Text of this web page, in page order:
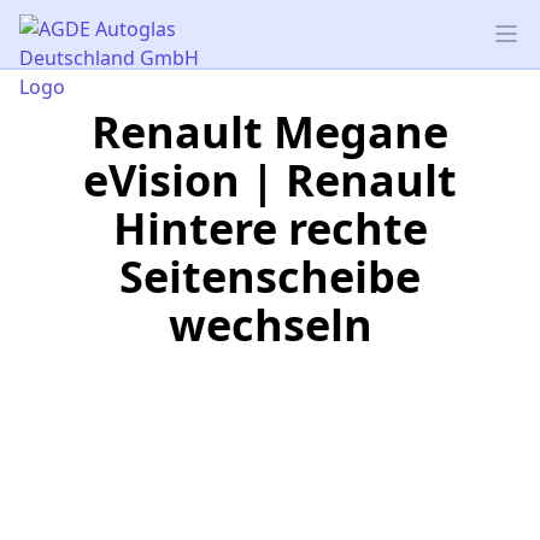
AGDE Autoglas Deutschland GmbH
Renault Megane
eVision | Renault
Hintere rechte
Seitenscheibe
wechseln